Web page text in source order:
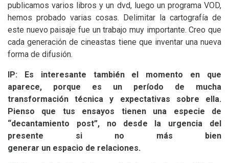
publicamos varios libros y un dvd, luego un programa VOD,
hemos probado varias cosas. Delimitar la cartografía de
este nuevo paisaje fue un trabajo muy importante. Creo que
cada generación de cineastas tiene que inventar una nueva
forma de difusión.
IP: Es interesante también el momento en que
aparece, porque es un período de mucha
transformación técnica y expectativas sobre ella.
Pienso que tus ensayos tienen una especie de
“decantamiento post”, no desde la urgencia del
presente si no más bien
generar un espacio de relaciones.